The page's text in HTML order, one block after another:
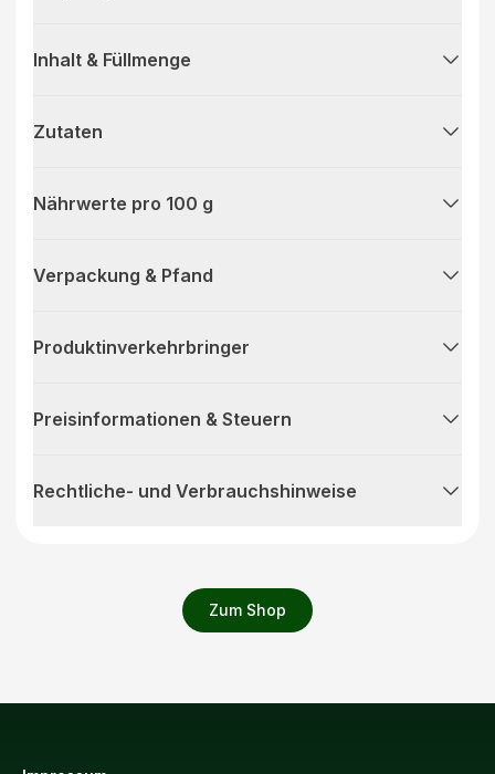
Zum Shop
Inhalt & Füllmenge
Zutaten
Nährwerte pro 100 g
Verpackung & Pfand
Produktinverkehrbringer
Preisinformationen & Steuern
Rechtliche- und Verbrauchshinweise